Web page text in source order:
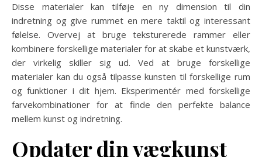
Disse materialer kan tilføje en ny dimension til din
indretning og give rummet en mere taktil og interessant
følelse. Overvej at bruge teksturerede rammer eller
kombinere forskellige materialer for at skabe et kunstværk,
der virkelig skiller sig ud. Ved at bruge forskellige
materialer kan du også tilpasse kunsten til forskellige rum
og funktioner i dit hjem. Eksperimentér med forskellige
farvekombinationer for at finde den perfekte balance
mellem kunst og indretning.
Opdater din vægkunst